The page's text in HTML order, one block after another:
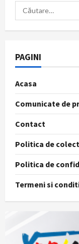
Caută
după:
PAGINI
Acasa
Comunicate de
Contact
Politica de
Politica de
Termeni si